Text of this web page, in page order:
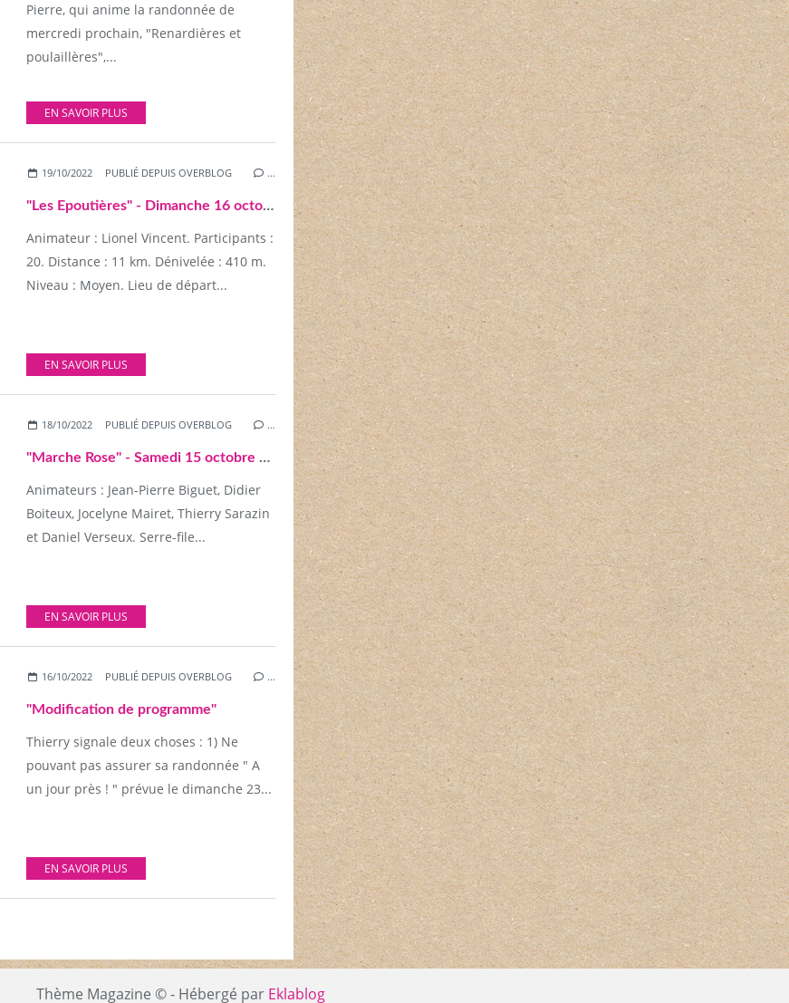
Pierre, qui anime la randonnée de
mercredi prochain, "Renardières et
poulaillères",...
EN SAVOIR PLUS
19/10/2022 PUBLIÉ DEPUIS OVERBLOG …
"Les Epoutières" - Dimanche 16 octobre 2022
Animateur : Lionel Vincent. Participants :
20. Distance : 11 km. Dénivelée : 410 m.
Niveau : Moyen. Lieu de départ...
EN SAVOIR PLUS
18/10/2022 PUBLIÉ DEPUIS OVERBLOG …
"Marche Rose" - Samedi 15 octobre 2022
Animateurs : Jean-Pierre Biguet, Didier
Boiteux, Jocelyne Mairet, Thierry Sarazin
et Daniel Verseux. Serre-file...
EN SAVOIR PLUS
16/10/2022 PUBLIÉ DEPUIS OVERBLOG …
"Modification de programme"
Thierry signale deux choses : 1) Ne
pouvant pas assurer sa randonnée " A
un jour près ! " prévue le dimanche 23...
EN SAVOIR PLUS
Thème Magazine © - Hébergé par Eklablog